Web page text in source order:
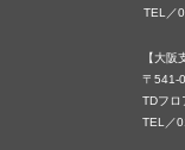
TEL／
【大阪
〒541-
TDフロ
TEL／